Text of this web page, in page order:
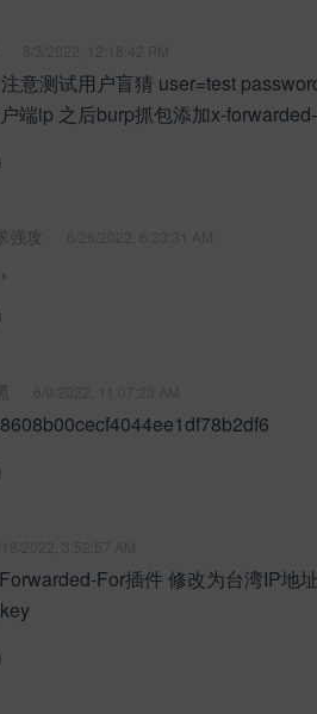
意测试用户盲猜 user=test
端ip 之后burp抓包添加x-
强攻
For插件 修改为台湾IP地